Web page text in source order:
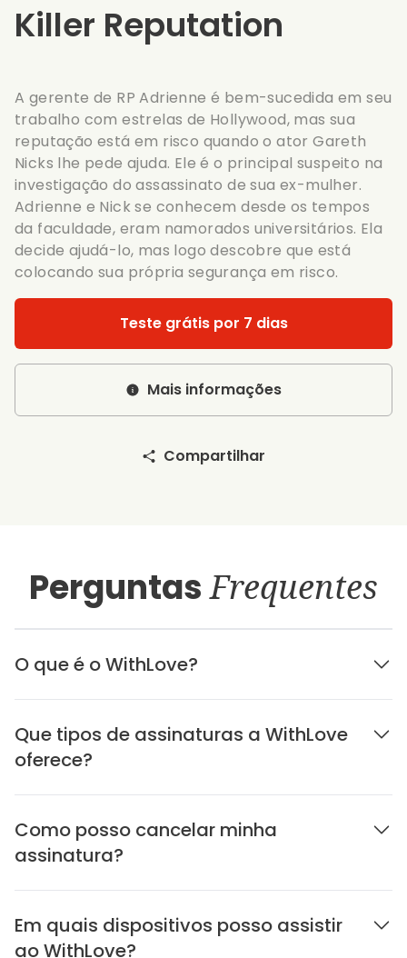
Killer Reputation
A gerente de RP Adrienne é bem-sucedida em seu
trabalho com estrelas de Hollywood, mas sua
reputação está em risco quando o ator Gareth
Nicks lhe pede ajuda. Ele é o principal suspeito na
investigação do assassinato de sua ex-mulher.
Adrienne e Nick se conhecem desde os tempos
da faculdade, eram namorados universitários. Ela
decide ajudá-lo, mas logo descobre que está
colocando sua própria segurança em risco.
Teste grátis por 7 dias
Mais informações
Compartilhar
PerguntasFrequentes
O que é o WithLove?
Que tipos de assinaturas a WithLove
oferece?
Como posso cancelar minha
assinatura?
Em quais dispositivos posso assistir
ao WithLove?